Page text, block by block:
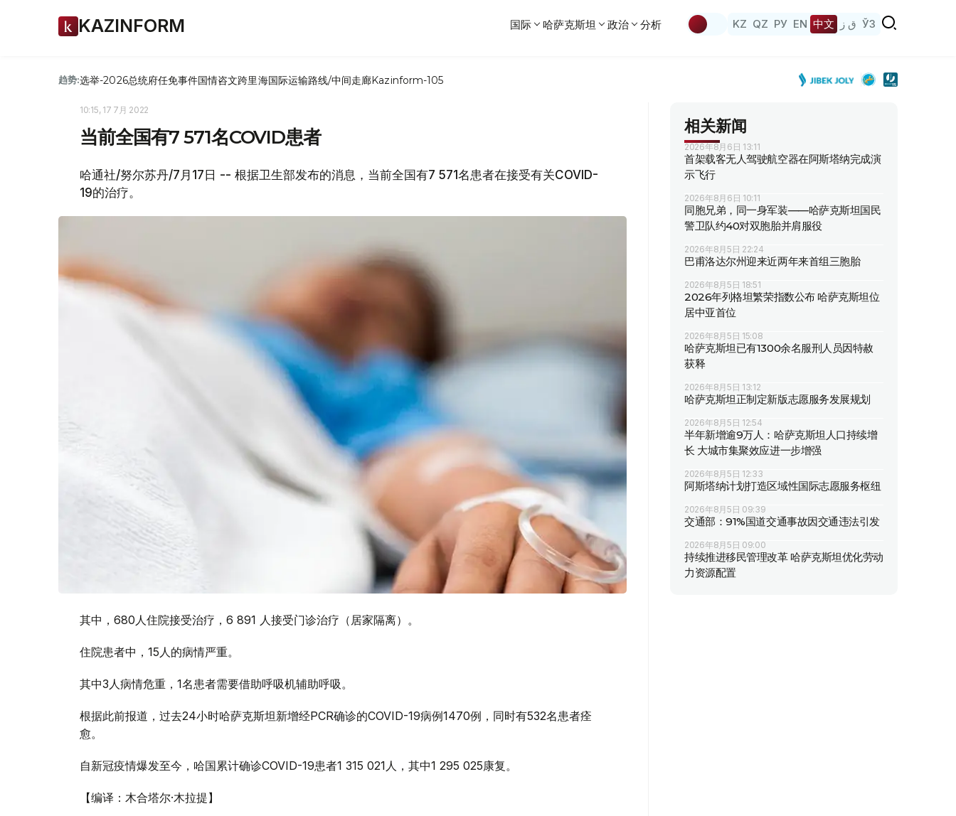
KAZINFORM 国际 哈萨克斯坦 政治 分析 KZ QZ РУ EN 中文 ق ز ЎЗ
趋势:选举-2026总统府任免事件国情咨文跨里海国际运输路线/中间走廊Kazinform-105
10:15, 17 7月 2022
当前全国有7 571名COVID患者
哈通社/努尔苏丹/7月17日 -- 根据卫生部发布的消息，当前全国有7 571名患者在接受有关COVID-
19的治疗。
其中，680人住院接受治疗，6 891 人接受门诊治疗（居家隔离）。
住院患者中，15人的病情严重。
其中3人病情危重，1名患者需要借助呼吸机辅助呼吸。
根据此前报道，过去24小时哈萨克斯坦新增经PCR确诊的COVID-19病例1470例，同时有532名患者痊
愈。
自新冠疫情爆发至今，哈国累计确诊COVID-19患者1 315 021人，其中1 295 025康复。
【编译：木合塔尔·木拉提】
相关新闻
2026年8月6日 13:11
首架载客无人驾驶航空器在阿斯塔纳完成演
示飞行
2026年8月6日 10:11
同胞兄弟，同一身军装——哈萨克斯坦国民
警卫队约40对双胞胎并肩服役
2026年8月5日 22:24
巴甫洛达尔州迎来近两年来首组三胞胎
2026年8月5日 18:51
2026年列格坦繁荣指数公布 哈萨克斯坦位
居中亚首位
2026年8月5日 15:08
哈萨克斯坦已有1300余名服刑人员因特赦
获释
2026年8月5日 13:12
哈萨克斯坦正制定新版志愿服务发展规划
2026年8月5日 12:54
半年新增逾9万人：哈萨克斯坦人口持续增
长 大城市集聚效应进一步增强
2026年8月5日 12:33
阿斯塔纳计划打造区域性国际志愿服务枢纽
2026年8月5日 09:39
交通部：91%国道交通事故因交通违法引发
2026年8月5日 09:00
持续推进移民管理改革 哈萨克斯坦优化劳动
力资源配置